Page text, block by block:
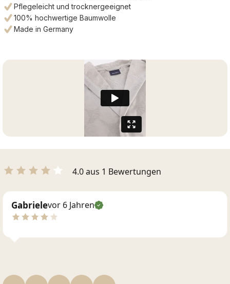
Pflegeleicht und trocknergeeignet
100% hochwertige Baumwolle
Made in Germany
4.0 aus 1 Bewertungen
Gabrielevor 6 Jahren